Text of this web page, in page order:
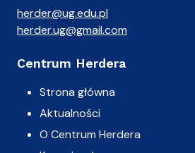
herder@ug.edu.pl
herder.ug@gmail.com
Centrum Herdera
Strona główna
Aktualności
O Centrum Herdera